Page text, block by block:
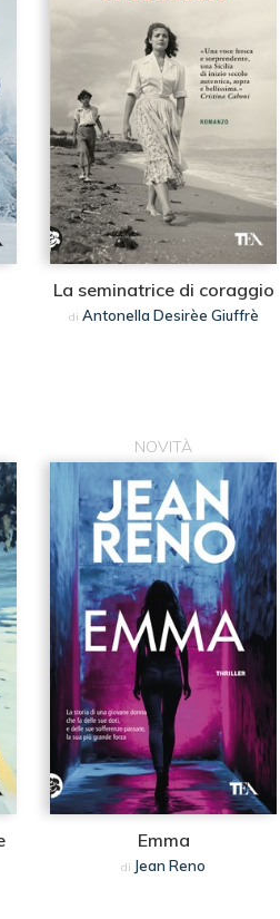
La seminatrice di coraggio
di Antonella Desirèe Giuffrè
NOVITÀ
Emma
di Jean Reno